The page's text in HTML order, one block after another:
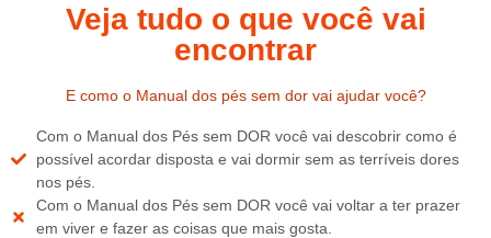
Veja tudo o que você vai
encontrar
E como o Manual dos pés sem dor vai ajudar você?
Com o Manual dos Pés sem DOR você vai descobrir como é
possível acordar disposta e vai dormir sem as terríveis dores
nos pés.
Com o Manual dos Pés sem DOR você vai voltar a ter prazer
em viver e fazer as coisas que mais gosta.